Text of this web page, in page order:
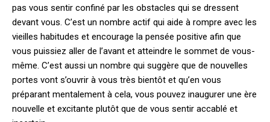
pas vous sentir confiné par les obstacles qui se dressent
devant vous. C’est un nombre actif qui aide à rompre avec les
vieilles habitudes et encourage la pensée positive afin que
vous puissiez aller de l’avant et atteindre le sommet de vous-
même. C’est aussi un nombre qui suggère que de nouvelles
portes vont s’ouvrir à vous très bientôt et qu’en vous
préparant mentalement à cela, vous pouvez inaugurer une ère
nouvelle et excitante plutôt que de vous sentir accablé et